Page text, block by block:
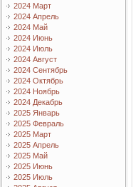
2024 Март
2024 Апрель
2024 Май
2024 Июнь
2024 Июль
2024 Август
2024 Сентябрь
2024 Октябрь
2024 Ноябрь
2024 Декабрь
2025 Январь
2025 Февраль
2025 Март
2025 Апрель
2025 Май
2025 Июнь
2025 Июль